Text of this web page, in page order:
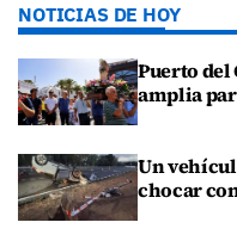
NOTICIAS DE HOY
Puerto del
amplia
Un
chocar